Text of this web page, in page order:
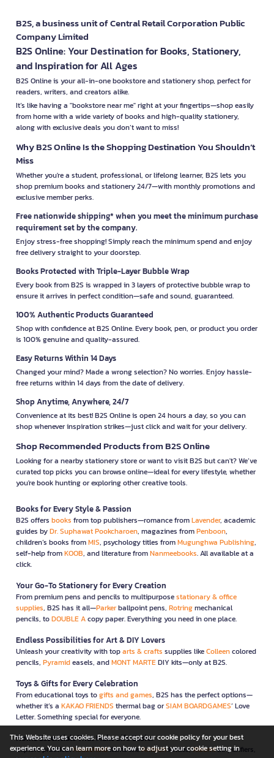
B2S, a business unit of Central Retail Corporation Public
Company Limited
B2S Online: Your Destination for Books, Stationery,
and Inspiration for All Ages
B2S Online is your all-in-one bookstore and stationery shop, perfect for
readers, writers, and creators alike.
It’s like having a "bookstore near me" right at your fingertips—shop easily
from home with a wide variety of books and high-quality stationery,
along with exclusive deals you don’t want to miss!
Why B2S Online Is the Shopping Destination You Shouldn’t
Miss
Whether you're a student, professional, or lifelong learner, B2S lets you
shop premium books and stationery 24/7—with monthly promotions and
exclusive member perks.
Free nationwide shipping* when you meet the minimum purchase
requirement set by the company.
Enjoy stress-free shopping! Simply reach the minimum spend and enjoy
free delivery straight to your doorstep.
Books Protected with Triple-Layer Bubble Wrap
Every book from B2S is wrapped in 3 layers of protective bubble wrap to
ensure it arrives in perfect condition—safe and sound, guaranteed.
100% Authentic Products Guaranteed
Shop with confidence at B2S Online. Every book, pen, or product you order
is 100% genuine and quality-assured.
Easy Returns Within 14 Days
Changed your mind? Made a wrong selection? No worries. Enjoy hassle-
free returns within 14 days from the date of delivery.
Shop Anytime, Anywhere, 24/7
Convenience at its best! B2S Online is open 24 hours a day, so you can
shop whenever inspiration strikes—just click and wait for your delivery.
Shop Recommended Products from B2S Online
Looking for a nearby stationery store or want to visit B2S but can't? We’ve
curated top picks you can browse online—ideal for every lifestyle, whether
you're book hunting or exploring other creative tools.
Books for Every Style & Passion
B2S offers books from top publishers—romance fromLavender, academic
guides byDr. Suphawat Pookcharoen, magazines fromPenboon,
children’s books fromMIS, psychology titles fromMugunghwa Publishing,
self-help fromKOOB, and literature fromNanmeebooks. All available at a
click.
Your Go-To Stationery for Every Creation
From premium pens and pencils to multipurposestationary & office
supplies, B2S has it all—Parkerballpoint pens, Rotringmechanical
pencils, toDOUBLE Acopy paper. Everything you need in one place.
Endless Possibilities for Art & DIY Lovers
Unleash your creativity with toparts & crafts supplies likeColleencolored
pencils, Pyramideasels, andMONT MARTEDIY kits—only at B2S.
Toys & Gifts for Every Celebration
From educational toys togifts and games, B2S has the perfect options—
whether it’s a KAKAO FRIENDS thermal bag orSIAM BOARDGAMES’ Love
Letter. Something special for everyone.
Home Essentials That Make Life Easier
Explore practicalhouseholditems likeAnitechkettles,Xiaomiair purifiers,
This Website uses cookies. Please accept our cookie policy for your best
experience. You can learn more on how to adjust your cookie setting in